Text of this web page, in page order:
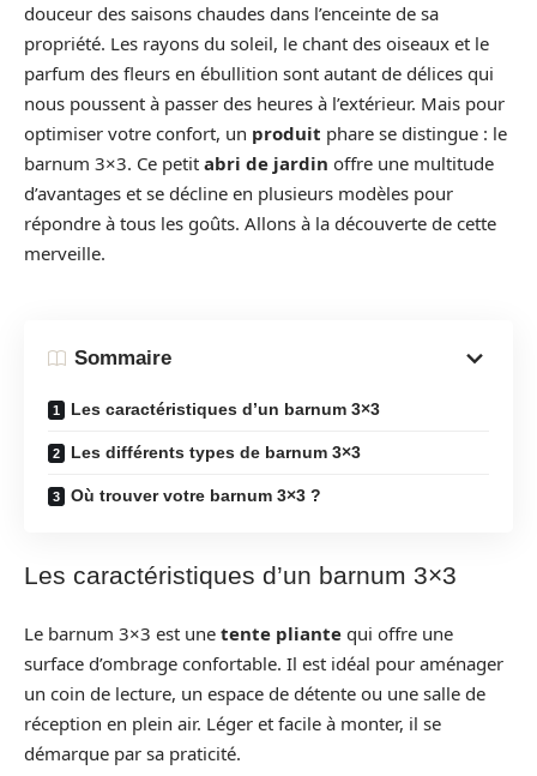
douceur des saisons chaudes dans l’enceinte de sa
propriété. Les rayons du soleil, le chant des oiseaux et le
parfum des fleurs en ébullition sont autant de délices qui
nous poussent à passer des heures à l’extérieur. Mais pour
optimiser votre confort, un produit phare se distingue : le
barnum 3×3. Ce petit abri de jardin offre une multitude
d’avantages et se décline en plusieurs modèles pour
répondre à tous les goûts. Allons à la découverte de cette
merveille.
Sommaire
Les caractéristiques d’un barnum 3×3
Les différents types de barnum 3×3
Où trouver votre barnum 3×3 ?
Les caractéristiques d’un barnum 3×3
Le barnum 3×3 est une tente pliante qui offre une
surface d’ombrage confortable. Il est idéal pour aménager
un coin de lecture, un espace de détente ou une salle de
réception en plein air. Léger et facile à monter, il se
démarque par sa praticité.